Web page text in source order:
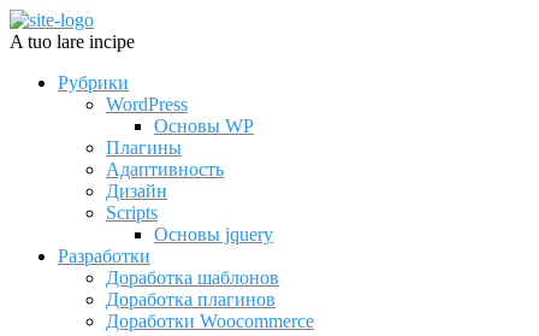
A tuo lare incipe
Рубрики
WordPress
Основы WP
Плагины
Адаптивность
Дизайн
Scripts
Основы jquery
Разработки
Доработка шаблонов
Доработка плагинов
Доработки Woocommerce